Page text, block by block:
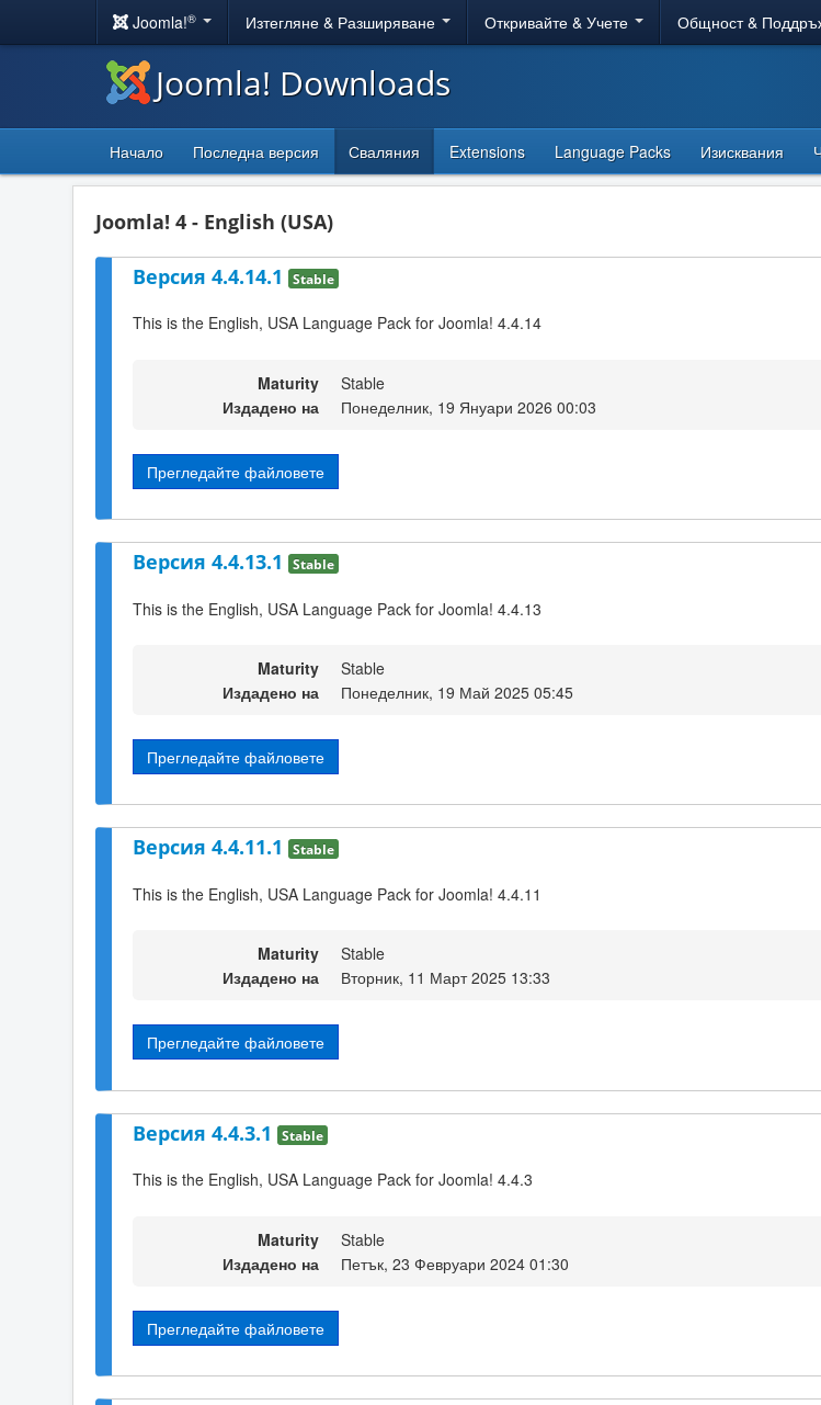
Joomla!® Изтегляне & Разширяване Откривайте & Учете Общност &
Joomla! Downloads
Начало Последна версия Сваляния Extensions Language Packs Изисквания
Joomla! 4 - English (USA)
Версия 4.4.14.1 Stable
This is the English, USA Language Pack for Joomla! 4.4.14
Maturity
Stable
Издадено на
Понеделник, 19 Януари 2026 00:03
Прегледайте файловете
Версия 4.4.13.1 Stable
This is the English, USA Language Pack for Joomla! 4.4.13
Maturity
Stable
Издадено на
Понеделник, 19 Май 2025 05:45
Прегледайте файловете
Версия 4.4.11.1 Stable
This is the English, USA Language Pack for Joomla! 4.4.11
Maturity
Stable
Издадено на
Вторник, 11 Март 2025 13:33
Прегледайте файловете
Версия 4.4.3.1 Stable
This is the English, USA Language Pack for Joomla! 4.4.3
Maturity
Stable
Издадено на
Петък, 23 Февруари 2024 01:30
Прегледайте файловете